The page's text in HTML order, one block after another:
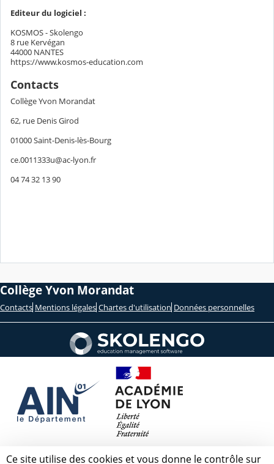
Editeur du logiciel :
KOSMOS - Skolengo
8 rue Kervégan
44000 NANTES
https://www.kosmos-education.com
Contacts
Collège Yvon Morandat
62, rue Denis Girod
01000 Saint-Denis-lès-Bourg
ce.0011333u@ac-lyon.fr
04 74 32 13 90
Collège Yvon Morandat
Contacts Mentions légales Chartes d'utilisation Données personnelles
Ce site utilise des cookies et vous donne le contrôle sur